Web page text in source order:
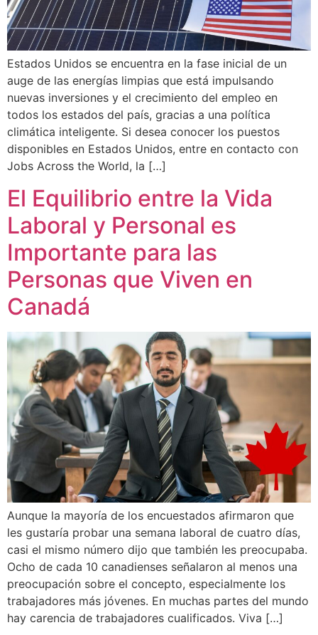
Estados Unidos se encuentra en la fase inicial de un
auge de las energías limpias que está impulsando
nuevas inversiones y el crecimiento del empleo en
todos los estados del país, gracias a una política
climática inteligente. Si desea conocer los puestos
disponibles en Estados Unidos, entre en contacto con
Jobs Across the World, la […]
El Equilibrio entre la Vida
Laboral y Personal es
Importante para las
Personas que Viven en
Canadá
Aunque la mayoría de los encuestados afirmaron que
les gustaría probar una semana laboral de cuatro días,
casi el mismo número dijo que también les preocupaba.
Ocho de cada 10 canadienses señalaron al menos una
preocupación sobre el concepto, especialmente los
trabajadores más jóvenes. En muchas partes del mundo
hay carencia de trabajadores cualificados. Viva […]